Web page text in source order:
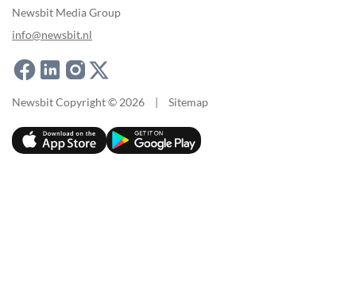
Newsbit Media Group
info@newsbit.nl
Newsbit Copyright © 2026 | Sitemap